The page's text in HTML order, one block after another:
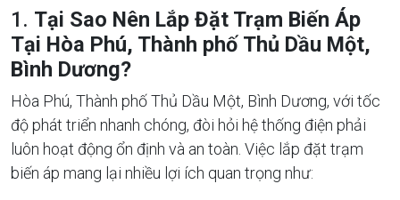
1. Tại Sao Nên Lắp Đặt Trạm Biến Áp
Tại Hòa Phú, Thành phố Thủ Dầu Một,
Bình Dương?
Hòa Phú, Thành phố Thủ Dầu Một, Bình Dương, với tốc
độ phát triển nhanh chóng, đòi hỏi hệ thống điện phải
luôn hoạt động ổn định và an toàn. Việc lắp đặt trạm
biến áp mang lại nhiều lợi ích quan trọng như: